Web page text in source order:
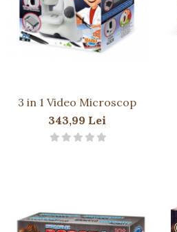
Mașinuțe
0-1 Ani
8-10 Ani
3 in 1 Video Microscop
343,99 Lei